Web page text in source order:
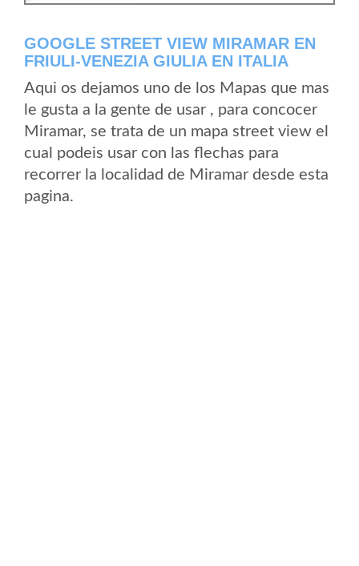
GOOGLE STREET VIEW MIRAMAR EN
FRIULI-VENEZIA GIULIA EN ITALIA
Aqui os dejamos uno de los Mapas que mas
le gusta a la gente de usar , para concocer
Miramar, se trata de un mapa street view el
cual podeis usar con las flechas para
recorrer la localidad de Miramar desde esta
pagina.